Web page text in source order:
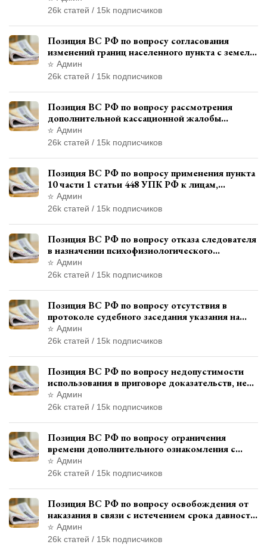
26k статей / 15k подписчиков
Позиция ВС РФ по вопросу согласования
изменений границ населенного пункта с земель
лесного фонда
Админ
26k статей / 15k подписчиков
Позиция ВС РФ по вопросу рассмотрения
дополнительной кассационной жалобы
адвоката в кассационной инстанции
Админ
26k статей / 15k подписчиков
Позиция ВС РФ по вопросу применения пункта
10 части 1 статьи 448 УПК РФ к лицам,
уволенным из следственных органов
Админ
26k статей / 15k подписчиков
Позиция ВС РФ по вопросу отказа следователя
в назначении психофизиологического
исследования показаний обвиняемой с
использованием полиграфа
Админ
26k статей / 15k подписчиков
Позиция ВС РФ по вопросу отсутствия в
протоколе судебного заседания указания на
возможность выступления в прениях сторон
при наличии аудиозаписи
Админ
26k статей / 15k подписчиков
Позиция ВС РФ по вопросу недопустимости
использования в приговоре доказательств, не
исследованных в судебном заседании
Админ
26k статей / 15k подписчиков
Позиция ВС РФ по вопросу ограничения
времени дополнительного ознакомления с
материалами уголовного дела
Админ
26k статей / 15k подписчиков
Позиция ВС РФ по вопросу освобождения от
наказания в связи с истечением срока давности
уголовного преследования
Админ
26k статей / 15k подписчиков